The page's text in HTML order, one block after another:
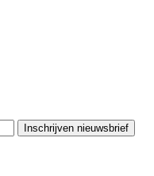
Inschrijven nieuwsbrief